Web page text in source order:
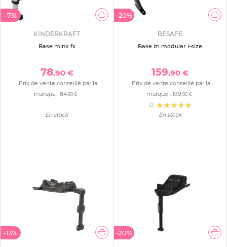
-7%
KINDERKRAFT
Base mink fx
78,90 €
Prix de vente conseillé par la
marque :84 ,90 €
En stock
-20%
BESAFE
Base izi modular i-size
159,90 €
Prix de vente conseillé par la
marque : 199 ,00 €
(2)
En stock
-13% -20%